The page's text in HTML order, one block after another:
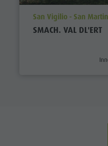
aria.poi_location_prefix
San Vigilio - San Martin
SMACH. VAL DL'ERT